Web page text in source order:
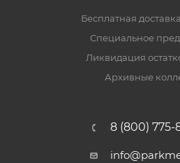
Бесплатная
Специальное
Ликвидация
Архивные
8 (800) 775-